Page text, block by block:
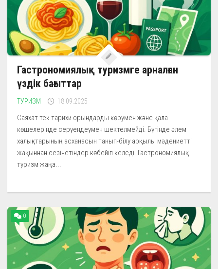
Гастрономиялық туризмге арналған
үздік бағыттар
ТУРИЗМ 18.09.2025
Саяхат тек тарихи орындарды көрумен және қала
көшелерінде серуендеумен шектелмейді. Бүгінде әлем
халықтарының асханасын танып-білу арқылы мәдениетті
жақыннан сезінетіндер көбейіп келеді. Гастрономиялық
туризм жаңа...
0